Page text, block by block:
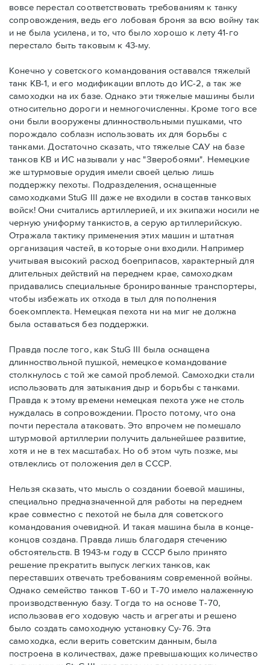
вовсе перестал соответствовать требованиям к танку
сопровождения, ведь его лобовая броня за всю войну так
и не была усилена, и то, что было хорошо к лету 41-го
перестало быть таковым к 43-му.
Конечно у советского командования оставался тяжелый
танк КВ-1, и его модификации вплоть до ИС-2, а так же
самоходки на их базе. Однако эти тяжелые машины были
относительно дороги и немногочисленны. Кроме того все
они были вооружены длинноствольными пушками, что
порождало соблазн использовать их для борьбы с
танками. Достаточно сказать, что тяжелые САУ на базе
танков КВ и ИС называли у нас "Зверобоями". Немецкие
же штурмовые орудия имели своей целью лишь
поддержку пехоты. Подразделения, оснащенные
самоходками StuG III даже не входили в состав танковых
войск! Они считались артиллерией, и их экипажи носили не
черную униформу танкистов, а серую артиллерийскую.
Отражала тактику применения этих машин и штатная
организация частей, в которые они входили. Например
учитывая высокий расход боеприпасов, характерный для
длительных действий на переднем крае, самоходкам
придавались специальные бронированные транспортеры,
чтобы избежать их отхода в тыл для пополнения
боекомплекта. Немецкая пехота ни на миг не должна
была оставаться без поддержки.
Правда после того, как StuG III была оснащена
длинноствольной пушкой, немецкое командование
столкнулось с той же самой проблемой. Самоходки стали
использовать для затыкания дыр и борьбы с танками.
Правда к этому времени немецкая пехота уже не столь
нуждалась в сопровождении. Просто потому, что она
почти перестала атаковать. Это впрочем не помешало
штурмовой артиллерии получить дальнейшее развитие,
хотя и не в тех масштабах. Но об этом чуть позже, мы
отвлеклись от положения дел в СССР.
Нельзя сказать, что мысль о создании боевой машины,
специально предназначенной для работы на переднем
крае совместно с пехотой не была для советского
командования очевидной. И такая машина была в конце-
концов создана. Правда лишь благодаря стечению
обстоятельств. В 1943-м году в СССР было принято
решение прекратить выпуск легких танков, как
переставших отвечать требованиям современной войны.
Однако семейство танков Т-60 и Т-70 имело налаженную
производственную базу. Тогда то на основе Т-70,
использовав его ходовую часть и агрегаты и решено
было создать самоходную установку Су-76. Эта
самоходка, если верить советским данным, была
построена в количествах, даже превышающих количество